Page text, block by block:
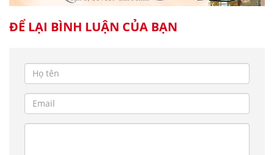
ĐỂ LẠI BÌNH LUẬN CỦA BẠN